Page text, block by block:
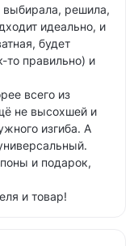
выбирала, решила,
идеально, и
будет
то правильно) и
всего из
не высохшей и
изгиба. А
и подарок,
и товар!